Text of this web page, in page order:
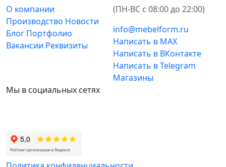
О компании
Производство Новости
Блог Портфолио
Вакансии Реквизиты
(ПН-ВС с 08:00 до 22:00)
info@mebelform.ru
Написать в MAX
Написать в ВКонтакте
Написать в Telegram
Магазины
Мы в социальных сетях